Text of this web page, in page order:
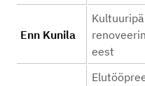
Enn Kunila
eest